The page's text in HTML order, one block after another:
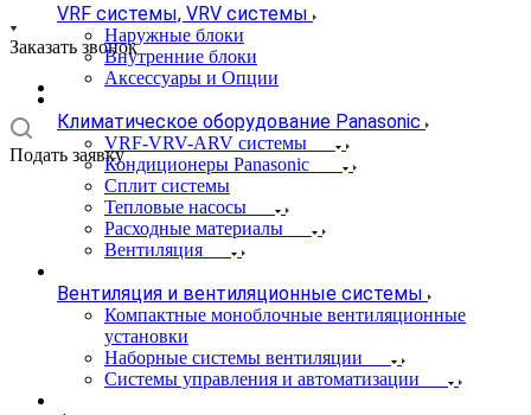
Заказать звонок
Подать заявку
VRF системы, VRV системы
Наружные блоки
Внутренние блоки
Аксессуары и Опции
Климатическое оборудование Panasonic
VRF-VRV-ARV системы
Кондиционеры Panasonic
Сплит системы
Тепловые насосы
Расходные материалы
Вентиляция
Вентиляция и вентиляционные системы
Компактные моноблочные вентиляционные
установки
Наборные системы вентиляции
Системы управления и автоматизации